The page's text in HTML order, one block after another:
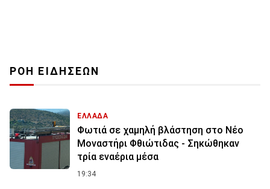
ΡΟΗ ΕΙΔΗΣΕΩΝ
ΕΛΛΑΔΑ
Φωτιά σε χαμηλή βλάστηση στο Νέο
Μοναστήρι Φθιώτιδας - Σηκώθηκαν
τρία εναέρια μέσα
19:34